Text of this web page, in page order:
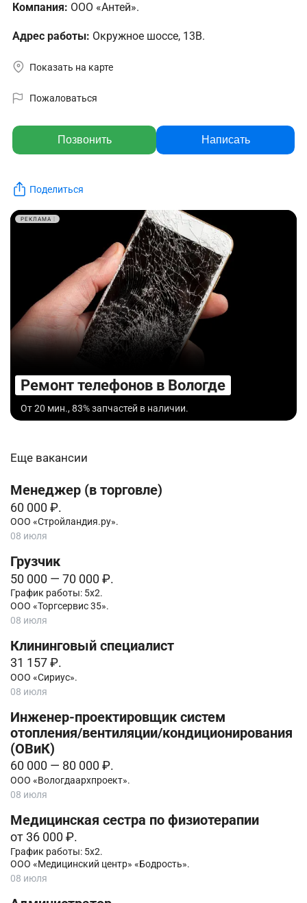
Компания: ООО «Антей».
Адрес работы: Окружное шоссе, 13В.
Показать на карте
Пожаловаться
Позвонить Написать
Поделиться
РЕКЛАМА
Ремонт телефонов в Вологде
От 20 мин., 83% запчастей в наличии.
Еще вакансии
Менеджер (в торговле)
60 000 ₽.
ООО «Стройландия.ру».
08 июля
Грузчик
50 000 — 70 000 ₽.
График работы: 5х2.
ООО «Торгсервис 35».
08 июля
Клининговый специалист
31 157 ₽.
ООО «Сириус».
08 июля
Инженер-проектировщик систем
отопления/вентиляции/кондиционирования
(ОВиК)
60 000 — 80 000 ₽.
ООО «Вологдаархпроект».
08 июля
Медицинская сестра по физиотерапии
от 36 000 ₽.
График работы: 5х2.
ООО «Медицинский центр» «Бодрость».
08 июля